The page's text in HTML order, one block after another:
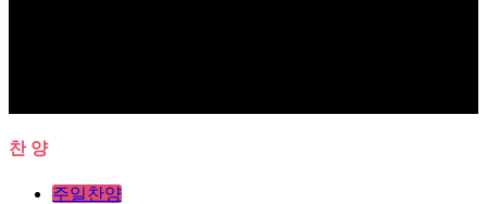
찬 양
주일찬양